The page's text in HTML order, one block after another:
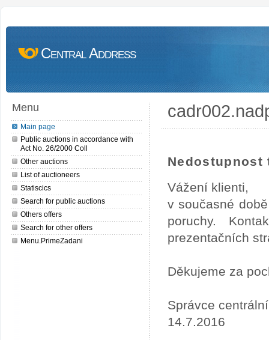
Central Address
Menu
Main page
Public auctions in accordance with
Act No. 26/2000 Coll
Other auctions
List of auctioneers
Statiscics
Search for public auctions
Others offers
Search for other offers
Menu.PrimeZadani
Nedostupnost
Vážení klienti,
v současné
poruchy.
prezentačních
Děkujeme za
Správce
14.7.2016